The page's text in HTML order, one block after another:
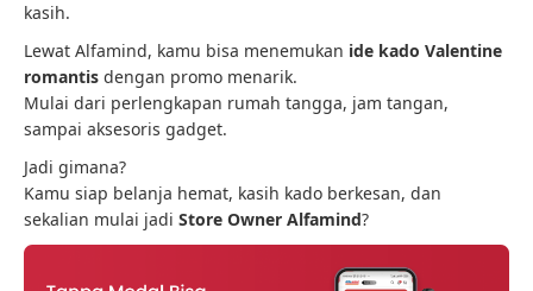
kasih.
Lewat Alfamind, kamu bisa menemukan ide kado Valentine
romantis dengan promo menarik.
Mulai dari perlengkapan rumah tangga, jam tangan,
sampai aksesoris gadget.
Jadi gimana?
Kamu siap belanja hemat, kasih kado berkesan, dan
sekalian mulai jadi Store Owner Alfamind?